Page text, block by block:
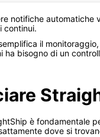
notifiche
continui.
il
bisogno di un
è fondamentale
dove si